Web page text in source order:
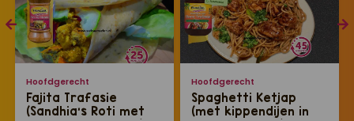
Hoofdgerecht
Fajita Trafasie
(Sandhia's Roti met
Hoofdgerecht
Spaghetti Ketjap
(met kippendijen in